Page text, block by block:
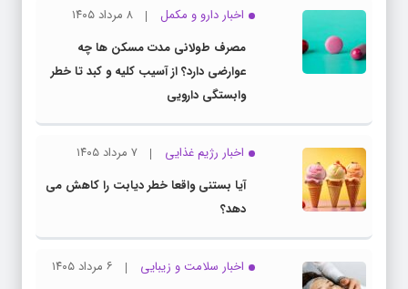
اخبار دارو و مکمل
۸ مرداد ۱۴۰۵
مصرف طولانی مدت مسکن ها چه
عوارضی دارد؟ از آسیب کلیه و کبد تا خطر
وابستگی دارویی
اخبار رژیم غذایی
۷ مرداد ۱۴۰۵
آیا بستنی واقعا خطر دیابت را کاهش می
دهد؟
اخبار سلامت و زیبایی
۶ مرداد ۱۴۰۵